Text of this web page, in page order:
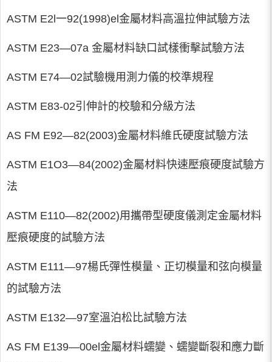
ASTM E2l一92(1998)el金屬材料高溫拉伸試驗方法
ASTM E23—07a 金屬材料缺口試樣衝擊試驗方法
ASTM E74—02試驗機用測力儀的校準規程
ASTM E83-02引伸計的校驗和分級方法
AS FM E92—82(2003)金屬材料維氏硬度試驗方法
ASTM E1O3—84(2002)金屬材料快速壓痕硬度試驗方
法
ASTM E110—82(2002)用攜帶型硬度儀測定金屬材料
壓痕硬度的試驗方法
ASTM E111—97楊氏彈性模量、正切模量和弦向模量
的試驗方法
ASTM E132—97室溫泊松比試驗方法
AS FM E139—00el金屬材料蠕變、蠕變斷裂和應力斷